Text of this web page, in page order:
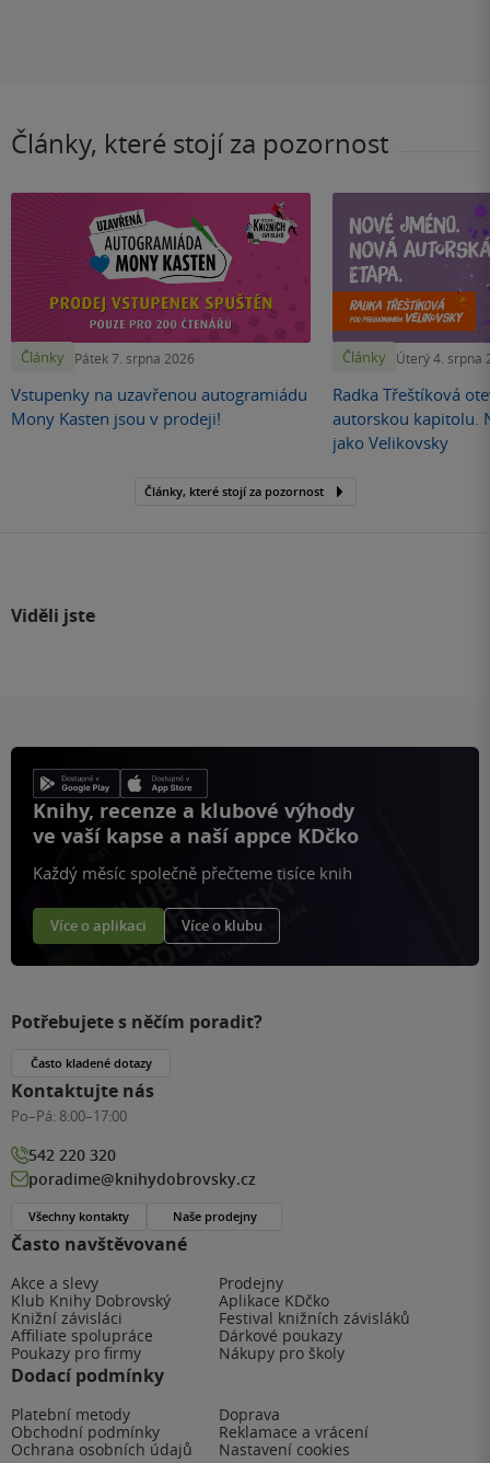
Články, které stojí za pozornost
Články Pátek 7. srpna 2026
Vstupenky na uzavřenou autogramiádu
Mony Kasten jsou v prodeji!
Články Úterý 4. srpna
Radka Třeštíková
autorskou kapitolu.
jako Velikovsky
Články, které stojí za pozornost
Viděli jste
Knihy, recenze a klubové výhody
ve vaší kapse a naší appce KDčko
Každý měsíc společně přečteme tisíce knih
Více o aplikaci Více o klubu
Často navštěvované
Akce a slevy
Prodejny
Klub Knihy Dobrovský
Aplikace KDčko
Knižní závisláci
Festival knižních závisláků
Affiliate spolupráce
Dárkové poukazy
Poukazy pro firmy
Nákupy pro školy
Dodací podmínky
Platební metody
Doprava
Obchodní podmínky
Reklamace a vrácení
Ochrana osobních údajů
Nastavení cookies
Potřebujete s něčím poradit?
Často kladené dotazy
Kontaktujte nás
Po–Pá: 8:00–17:00
542 220 320
poradime@knihydobrovsky.cz
Všechny kontakty Naše prodejny